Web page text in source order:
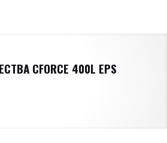
CFORCE 400L EPS